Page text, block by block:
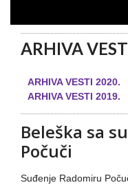
ARHIVA
ARHIVA VESTI 2020.
ARHIVA VESTI 2019.
Beleška sa
Počuči
Suđenje Radomiru